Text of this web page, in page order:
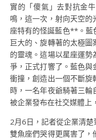
實的「傻氣」去對抗金
鳴，這一次，射向天空
座特有的怪誕藍色**。藍
巨大的、旋轉著的太極圖
的靈魂。這場以星座運
爭，正式打響了。藍色與
衝撞，創造出一個不斷
時，一名年夜爺騎著三
被企業發布在社交媒體上
2月6日，記者從企業清
雙魚座們哭得更厲害了